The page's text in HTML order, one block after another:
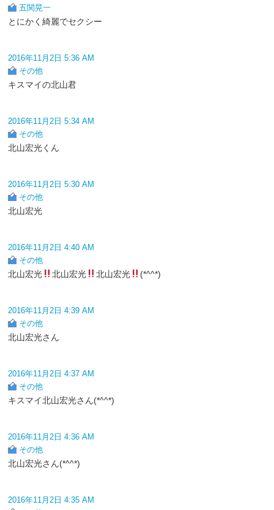
五関晃一
とにかく綺麗でセクシー
2016年11月2日 5:36 AM
その他
キスマイの北山君
2016年11月2日 5:34 AM
その他
北山宏光くん
2016年11月2日 5:30 AM
その他
北山宏光
2016年11月2日 4:40 AM
その他
北山宏光 北山宏光 北山宏光 (*^^*)
2016年11月2日 4:39 AM
その他
北山宏光さん
2016年11月2日 4:37 AM
その他
キスマイ北山宏光さん(*^^*)
2016年11月2日 4:36 AM
その他
北山宏光さん(*^^*)
2016年11月2日 4:35 AM